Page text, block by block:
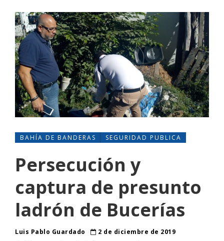
BAHÍA DE BANDERAS SEGURIDAD PUBLICA
Persecución y
captura de presunto
ladrón de Bucerías
Luis Pablo Guardado
2 de diciembre de 2019